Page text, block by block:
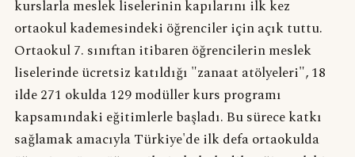
kurslarla meslek liselerinin kapılarını ilk kez
ortaokul kademesindeki öğrenciler için açık tuttu.
Ortaokul 7. sınıftan itibaren öğrencilerin meslek
liselerinde ücretsiz katıldığı "zanaat atölyeleri", 18
ilde 271 okulda 129 modüller kurs programı
kapsamındaki eğitimlerle başladı. Bu sürece katkı
sağlamak amacıyla Türkiye'de ilk defa ortaokulda